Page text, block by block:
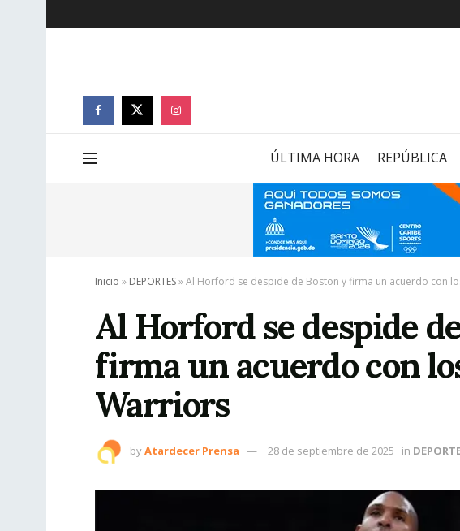
ÚLTIMA HORA REPÚBLICA
Inicio » DEPORTES»Al Horford se despide de Boston y firma un acuerdo con
Al Horford se despide
firma un acuerdo con
Warriors
byAtardecer Prensa 28 de septiembre de 2025 in